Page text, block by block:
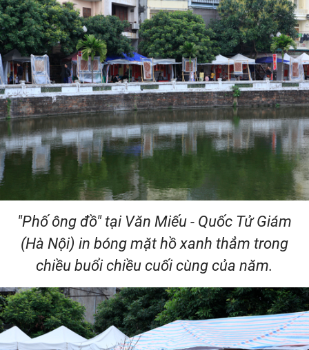
"Phố ông đồ" tại Văn Miếu - Quốc Tử Giám
(Hà Nội) in bóng mặt hồ xanh thẳm trong
chiều buổi chiều cuối cùng của năm.